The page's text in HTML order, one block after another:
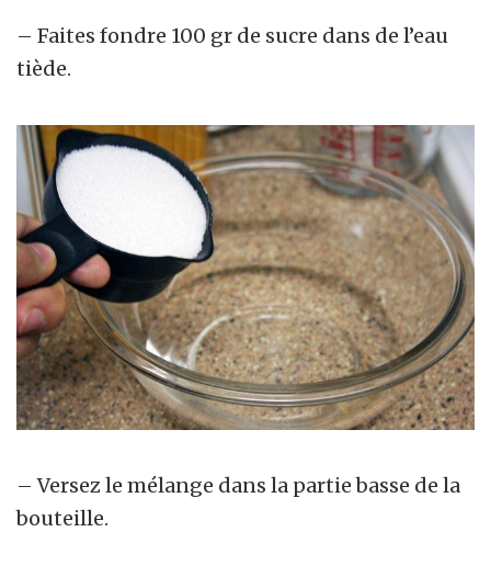
– Faites fondre 100 gr de sucre dans de l’eau
tiède.
– Versez le mélange dans la partie basse de la
bouteille.